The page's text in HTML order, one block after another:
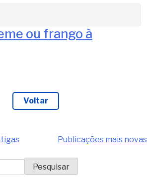
ou frango à
Voltar
Publicações mais novas
Pesquisar